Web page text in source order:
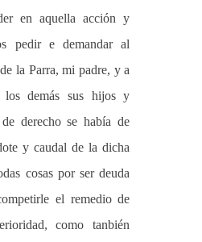
en aquella acción y
pedir e demandar al
la Parra, mi padre, y a
demás sus hijos y
derecho se había de
y caudal de la dicha
cosas por ser deuda
el remedio de
como tanbién